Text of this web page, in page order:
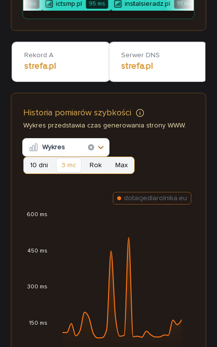
ms ictsmp.pl 95ms instalsieradz.pl 111ms
Rekord A
strefa.pl
Serwer DNS
strefa.pl
Historia pomiarów szybkości
Wykres przedstawia czas generowania strony WWW.
Wykres
10 dni 3 mc Rok Max
150 ms
300 ms
450 ms
600 ms
dotacjedlarolnika.eu